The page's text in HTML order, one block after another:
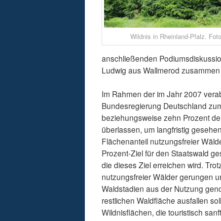
Wildnis in Rheinland-Pfalz.
anschließenden
Ludwig aus Wallmerod
Im Rahmen der im Jahr 2007
Bundesregierung Deutschland
beziehungsweise zehn Prozent
überlassen, um langfristig
Flächenanteil nutzungsfreier
Prozent-Ziel für den Staatswald
die dieses Ziel erreichen wird.
nutzungsfreier Wälder gerungen
Waldstadien aus der Nutzung
restlichen Waldfläche ausfallen
Wildnisflächen, die touristisch